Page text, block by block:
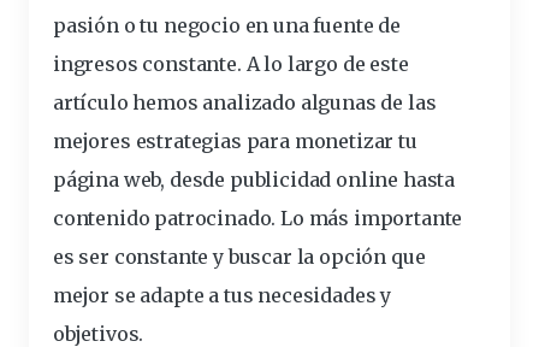
pasión o tu negocio en una fuente de
ingresos constante. A lo largo de este
artículo hemos analizado algunas de las
mejores estrategias para monetizar tu
página web, desde publicidad online hasta
contenido patrocinado. Lo más importante
es ser constante y buscar la opción que
mejor se adapte a tus necesidades y
objetivos.